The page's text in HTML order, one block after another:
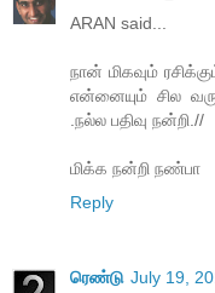
ARAN said...
நான் மிகவும்
என்னையும் சில
.நல்ல பதிவு நன்றி.//
மிக்க நன்றி நண்பா
Reply
ரெண்டு July 19,